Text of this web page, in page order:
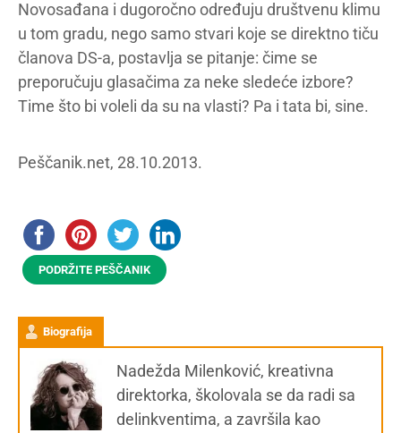
Novosađana i dugoročno određuju društvenu klimu
u tom gradu, nego samo stvari koje se direktno tiču
članova DS-a, postavlja se pitanje: čime se
preporučuju glasačima za neke sledeće izbore?
Time što bi voleli da su na vlasti? Pa i tata bi, sine.
Peščanik.net, 28.10.2013.
PODRŽITE PEŠČANIK
Biografija
Nadežda Milenković, kreativna
direktorka, školovala se da radi sa
delinkventima, a završila kao